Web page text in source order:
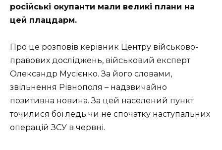
російські окупанти мали великі плани на
цей плацдарм.
Про це розповів керівник Центру військово-
правових досліджень, військовий експерт
Олександр Мусієнко. За його словами,
звільнення Рівнополя – надзвичайно
позитивна новина. За цей населений пункт
точилися бої ледь чи не спочатку наступальних
операцій ЗСУ в червні.